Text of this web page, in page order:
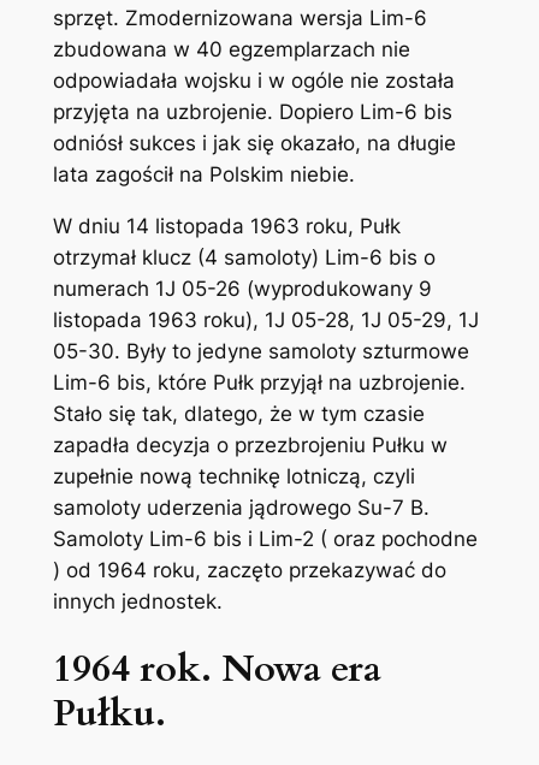
sprzęt. Zmodernizowana wersja Lim-6
zbudowana w 40 egzemplarzach nie
odpowiadała wojsku i w ogóle nie została
przyjęta na uzbrojenie. Dopiero Lim-6 bis
odniósł sukces i jak się okazało, na długie
lata zagościł na Polskim niebie.
W dniu 14 listopada 1963 roku, Pułk
otrzymał klucz (4 samoloty) Lim-6 bis o
numerach 1J 05-26 (wyprodukowany 9
listopada 1963 roku), 1J 05-28, 1J 05-29, 1J
05-30. Były to jedyne samoloty szturmowe
Lim-6 bis, które Pułk przyjął na uzbrojenie.
Stało się tak, dlatego, że w tym czasie
zapadła decyzja o przezbrojeniu Pułku w
zupełnie nową technikę lotniczą, czyli
samoloty uderzenia jądrowego Su-7 B.
Samoloty Lim-6 bis i Lim-2 ( oraz pochodne
) od 1964 roku, zaczęto przekazywać do
innych jednostek.
1964 rok. Nowa era
Pułku.